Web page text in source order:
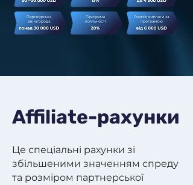
Affiliate-рахунки
Це спеціальні рахунки зі
збільшеними значенням спреду
та розміром партнерської